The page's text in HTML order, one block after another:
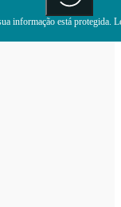
informação está protegida.